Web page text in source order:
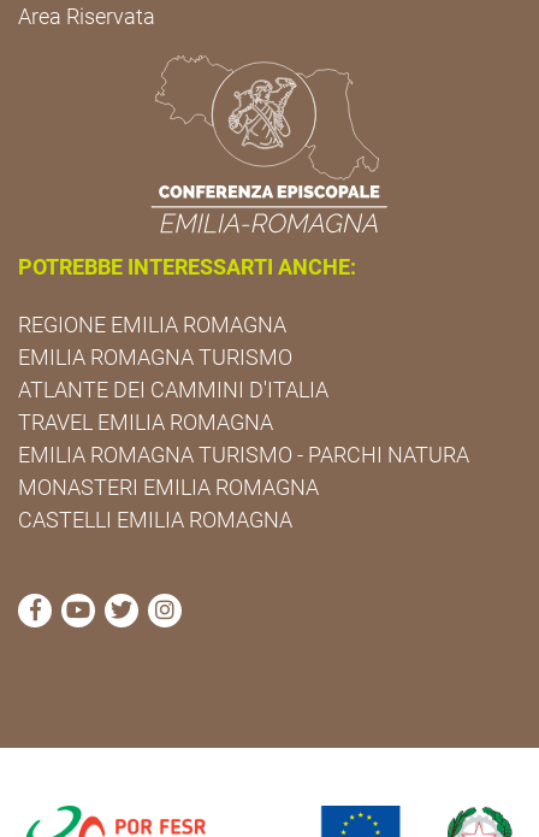
Area Riservata
POTREBBE INTERESSARTI ANCHE:
REGIONE EMILIA ROMAGNA
EMILIA ROMAGNA TURISMO
ATLANTE DEI CAMMINI D'ITALIA
TRAVEL EMILIA ROMAGNA
EMILIA ROMAGNA TURISMO - PARCHI NATURA
MONASTERI EMILIA ROMAGNA
CASTELLI EMILIA ROMAGNA
visita la pagina Facebook di Cammini Emilia-
visita la pagina YouTube di Cammini Emilia-
visita la pagina Twitter di Cammini Emilia-
visita la pagina Instagram di Cammini